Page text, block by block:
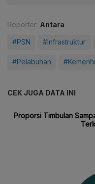
Reporter: Antara
#PSN #Infrastruktur
#Pelabuhan
CEK JUGA DATA INI